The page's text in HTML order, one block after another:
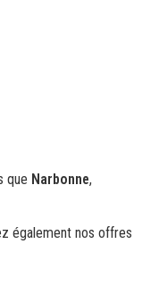
que Narbonne,
également nos offres